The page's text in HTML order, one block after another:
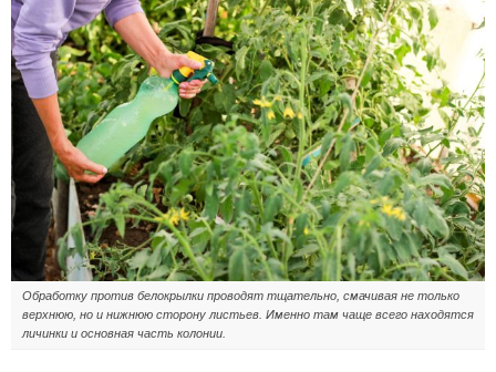
Обработку против белокрылки проводят тщательно, смачивая не только
верхнюю, но и нижнюю сторону листьев. Именно там чаще всего находятся
личинки и основная часть колонии.